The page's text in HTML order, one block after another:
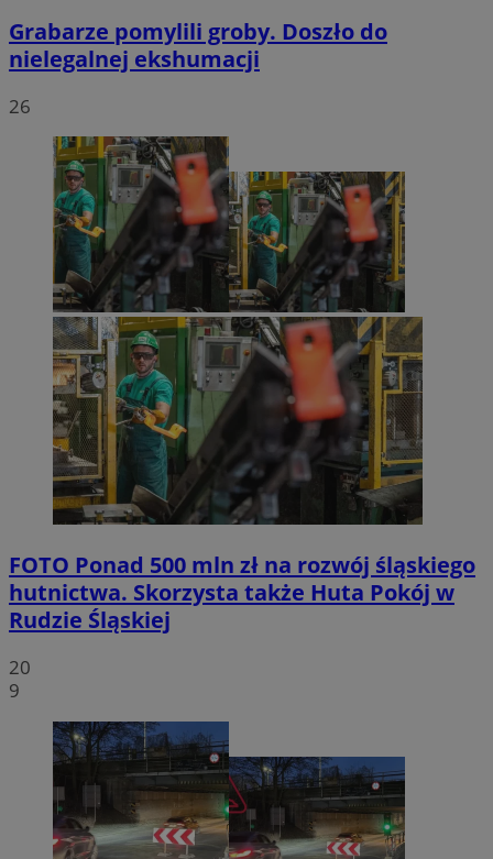
Grabarze pomylili groby. Doszło do
nielegalnej ekshumacji
26
FOTO Ponad 500 mln zł na rozwój śląskiego
hutnictwa. Skorzysta także Huta Pokój w
Rudzie Śląskiej
20
9